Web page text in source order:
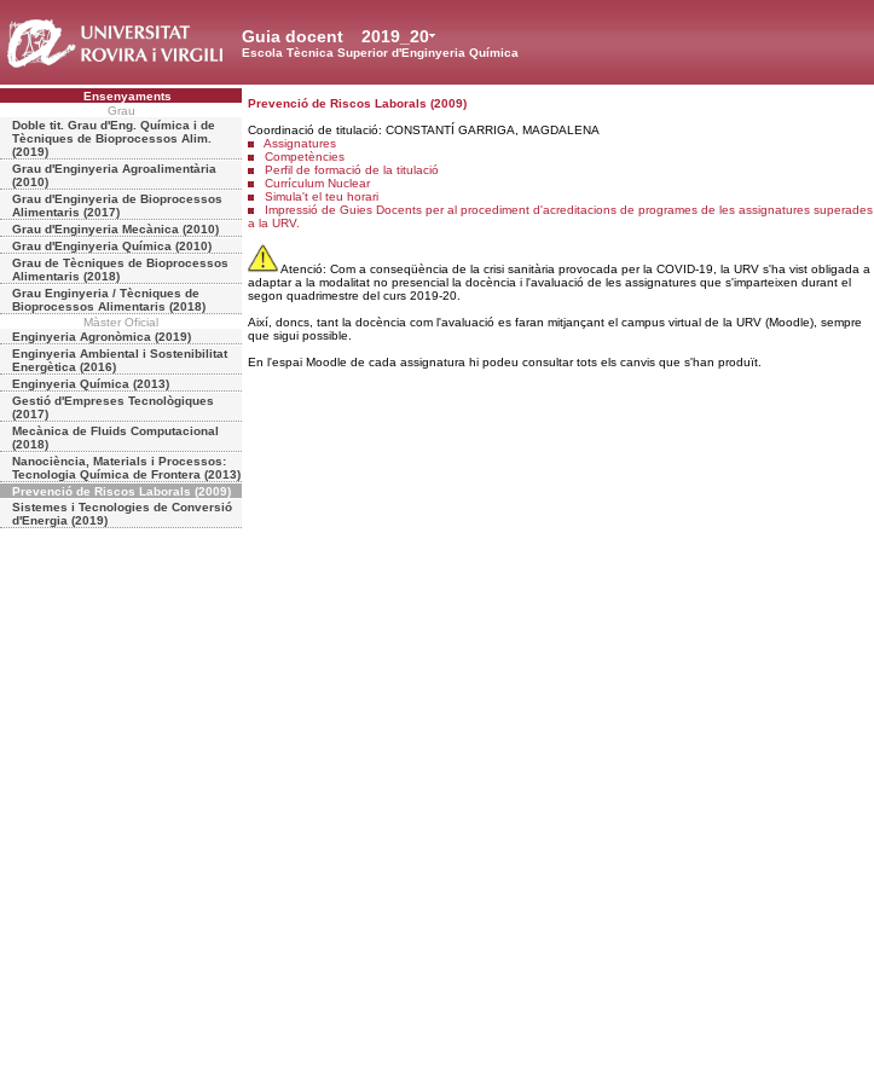
2019_20
Guia docent
Escola Tècnica Superior d'Enginyeria Química
Ensenyaments
Grau
Doble tit. Grau d'Eng. Química i de
Tècniques de Bioprocessos Alim.
(2019)
Grau d'Enginyeria Agroalimentària
(2010)
Grau d'Enginyeria de Bioprocessos
Alimentaris (2017)
Grau d'Enginyeria Mecànica (2010)
Grau d'Enginyeria Química (2010)
Grau de Tècniques de Bioprocessos
Alimentaris (2018)
Grau Enginyeria / Tècniques de
Bioprocessos Alimentaris (2018)
Màster Oficial
Enginyeria Agronòmica (2019)
Enginyeria Ambiental i Sostenibilitat
Energètica (2016)
Enginyeria Química (2013)
Gestió d'Empreses Tecnològiques
(2017)
Mecànica de Fluids Computacional
(2018)
Nanociència, Materials i Processos:
Tecnologia Química de Frontera (2013)
Prevenció de Riscos Laborals (2009)
Sistemes i Tecnologies de Conversió
d'Energia (2019)
Prevenció de Riscos Laborals (2009)
Coordinació de titulació: CONSTANTÍ GARRIGA, MAGDALENA
Assignatures
Competències
Perfil de formació de la titulació
Currículum Nuclear
Simula't el teu horari
Impressió de Guies Docents per al procediment d'acreditacions de programes de les assignatures superades
a la URV.
Atenció: Com a conseqüència de la crisi sanitària provocada per la COVID-19, la URV s'ha vist obligada a
adaptar a la modalitat no presencial la docència i l'avaluació de les assignatures que s'imparteixen durant el
segon quadrimestre del curs 2019-20.
Així, doncs, tant la docència com l'avaluació es faran mitjançant el campus virtual de la URV (Moodle), sempre
que sigui possible.
En l'espai Moodle de cada assignatura hi podeu consultar tots els canvis que s'han produït.